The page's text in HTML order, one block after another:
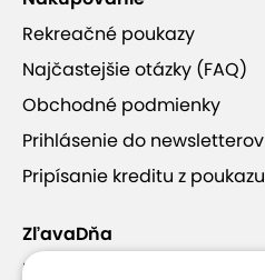
Rekreačné poukazy
Najčastejšie otázky (FAQ)
Obchodné podmienky
Prihlásenie do newsletterov
Pripísanie kreditu z poukazu
ZľavaDňa
Náš príbeh